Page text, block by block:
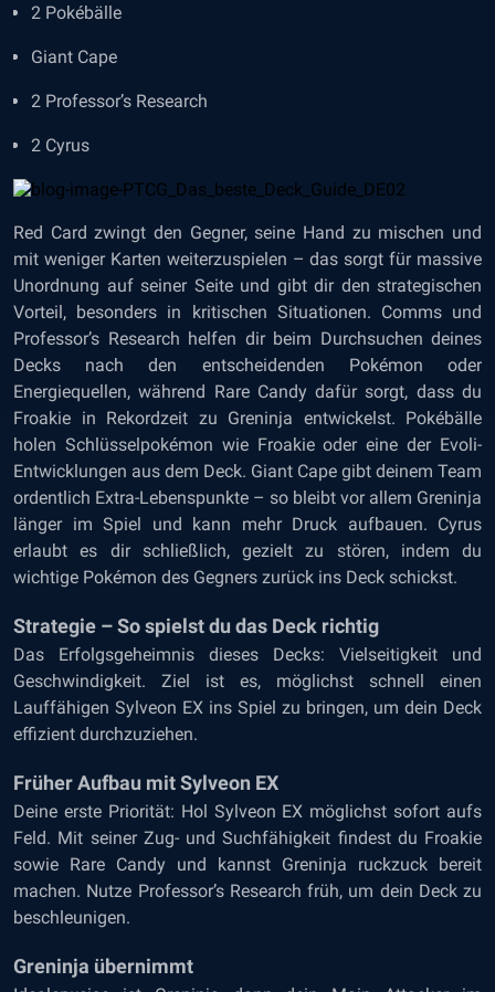
2 Pokébälle
Giant Cape
2 Professor’s Research
2 Cyrus
Red Card zwingt den Gegner, seine Hand zu mischen und
mit weniger Karten weiterzuspielen – das sorgt für massive
Unordnung auf seiner Seite und gibt dir den strategischen
Vorteil, besonders in kritischen Situationen. Comms und
Professor’s Research helfen dir beim Durchsuchen deines
Decks nach den entscheidenden Pokémon oder
Energiequellen, während Rare Candy dafür sorgt, dass du
Froakie in Rekordzeit zu Greninja entwickelst. Pokébälle
holen Schlüsselpokémon wie Froakie oder eine der Evoli-
Entwicklungen aus dem Deck. Giant Cape gibt deinem Team
ordentlich Extra-Lebenspunkte – so bleibt vor allem Greninja
länger im Spiel und kann mehr Druck aufbauen. Cyrus
erlaubt es dir schließlich, gezielt zu stören, indem du
wichtige Pokémon des Gegners zurück ins Deck schickst.
Strategie – So spielst du das Deck richtig
Das Erfolgsgeheimnis dieses Decks: Vielseitigkeit und
Geschwindigkeit. Ziel ist es, möglichst schnell einen
Lauffähigen Sylveon EX ins Spiel zu bringen, um dein Deck
effizient durchzuziehen.
Früher Aufbau mit Sylveon EX
Deine erste Priorität: Hol Sylveon EX möglichst sofort aufs
Feld. Mit seiner Zug- und Suchfähigkeit findest du Froakie
sowie Rare Candy und kannst Greninja ruckzuck bereit
machen. Nutze Professor’s Research früh, um dein Deck zu
beschleunigen.
Greninja übernimmt